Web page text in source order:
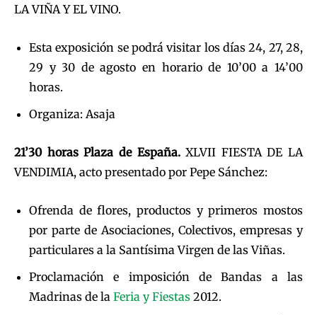
LA VIÑA Y EL VINO.
Esta exposición se podrá visitar los días 24, 27, 28,
29 y 30 de agosto en horario de 10’00 a 14’00
horas.
Organiza: Asaja
21’30 horas Plaza de España.XLVII FIESTA DE LA
VENDIMIA, acto presentado por Pepe Sánchez:
Ofrenda de flores, productos y primeros mostos
por parte de Asociaciones, Colectivos, empresas y
particulares a la Santísima Virgen de las Viñas.
Proclamación e imposición de Bandas a las
Madrinas de la Feria y Fiestas 2012.